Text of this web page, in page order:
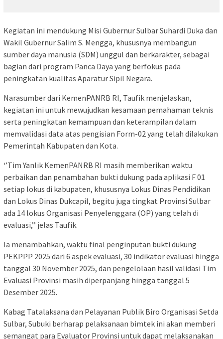
Kegiatan ini mendukung Misi Gubernur Sulbar Suhardi Duka dan
Wakil Gubernur Salim S. Mengga, khususnya membangun
sumber daya manusia (SDM) unggul dan berkarakter, sebagai
bagian dari program Panca Daya yang berfokus pada
peningkatan kualitas Aparatur Sipil Negara.
Narasumber dari KemenPANRB RI, Taufik menjelaskan,
kegiatan ini untuk mewujudkan kesamaan pemahaman teknis
serta peningkatan kemampuan dan keterampilan dalam
memvalidasi data atas pengisian Form-02 yang telah dilakukan
Pemerintah Kabupaten dan Kota.
‘’Tim Yanlik KemenPANRB RI masih memberikan waktu
perbaikan dan penambahan bukti dukung pada aplikasi F 01
setiap lokus di kabupaten, khususnya Lokus Dinas Pendidikan
dan Lokus Dinas Dukcapil, begitu juga tingkat Provinsi Sulbar
ada 14 lokus Organisasi Penyelenggara (OP) yang telah di
evaluasi,’’ jelas Taufik.
Ia menambahkan, waktu final penginputan bukti dukung
PEKPPP 2025 dari 6 aspek evaluasi, 30 indikator evaluasi hingga
tanggal 30 November 2025, dan pengelolaan hasil validasi Tim
Evaluasi Provinsi masih diperpanjang hingga tanggal 5
Desember 2025.
Kabag Tatalaksana dan Pelayanan Publik Biro Organisasi Setda
Sulbar, Subuki berharap pelaksanaan bimtek ini akan memberi
semangat para Evaluator Provinsi untuk dapat melaksanakan